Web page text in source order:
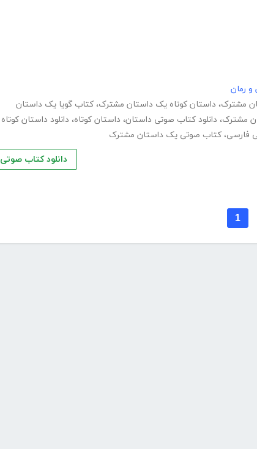
و رمان
مشترک، داستان کوتاه یک داستان مشترک، کتاب گویا یک داستان
مشترک، دانلود کتاب صوتی داستان، داستان کوتاه، دانلود داستان کوتاه
فارسی، کتاب صوتی یک داستان مشترک
دانلود کتاب صوتی
1